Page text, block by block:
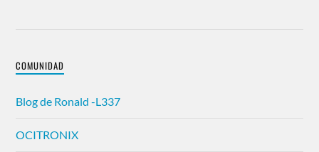
COMUNIDAD
Blog de Ronald -L337
OCITRONIX